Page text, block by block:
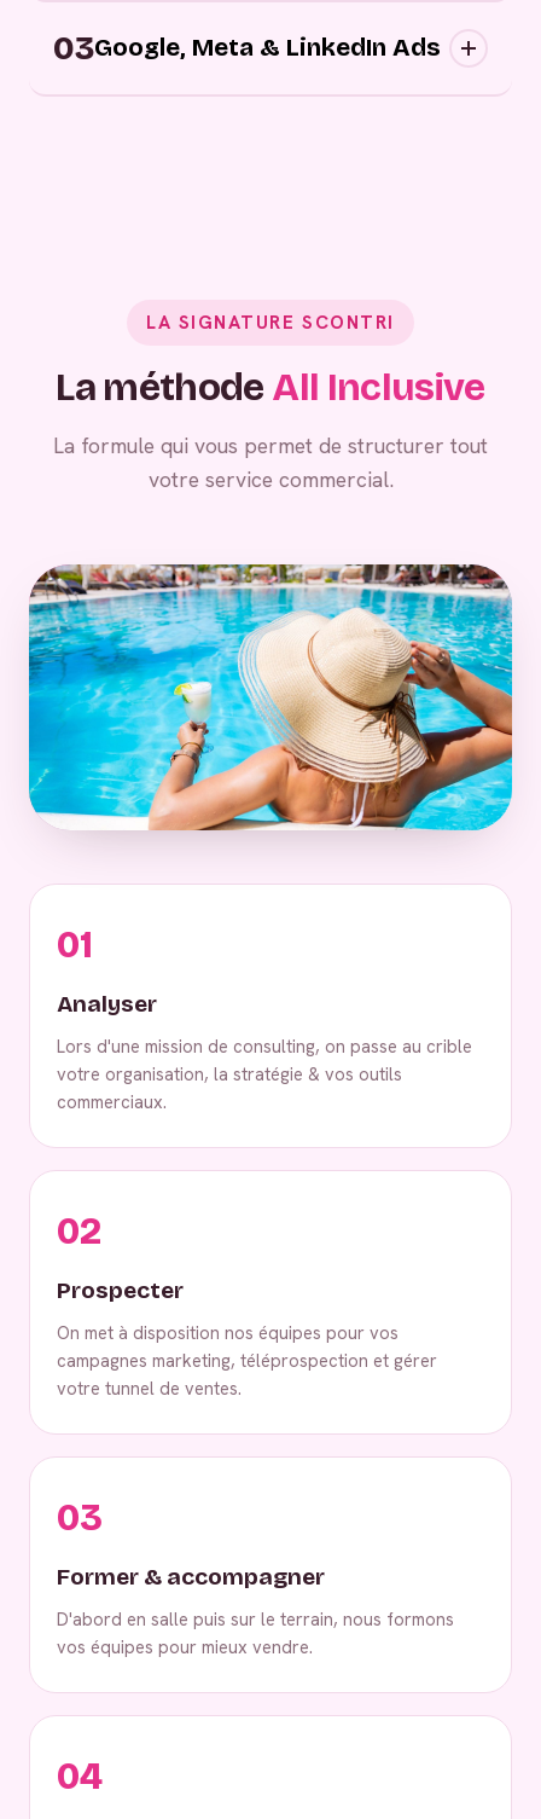
approchons vos prospects au bon moment,
personnalisés.
03Google, Meta & LinkedIn Ads
LA SIGNATURE SCONTRI
La méthode All Inclusive
La formule qui vous permet de structurer tout
votre service commercial.
01
Analyser
Lors d'une mission de consulting, on passe au crible
votre organisation, la stratégie & vos outils
commerciaux.
02
Prospecter
On met à disposition nos équipes pour vos
campagnes marketing, téléprospection et gérer
votre tunnel de ventes.
03
Former & accompagner
D'abord en salle puis sur le terrain, nous formons
vos équipes pour mieux vendre.
04